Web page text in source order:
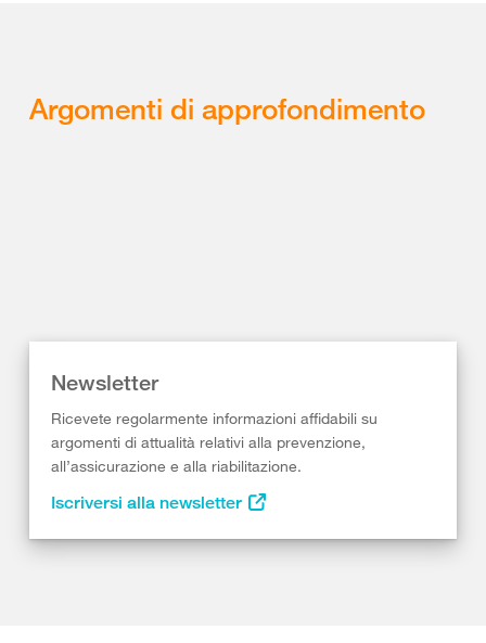
Argomenti di approfondimento
Newsletter
Ricevete regolarmente informazioni affidabili su
argomenti di attualità relativi alla prevenzione,
all’assicurazione e alla riabilitazione.
Iscriversi alla newsletter